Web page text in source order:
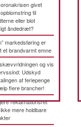
givet
til
eller blot
åndedræt?
markedsføring er
et brandvarmt emne
og vis
Udskyd
af feriepenge
flere brancher!
reklamationsret
mere holdbare